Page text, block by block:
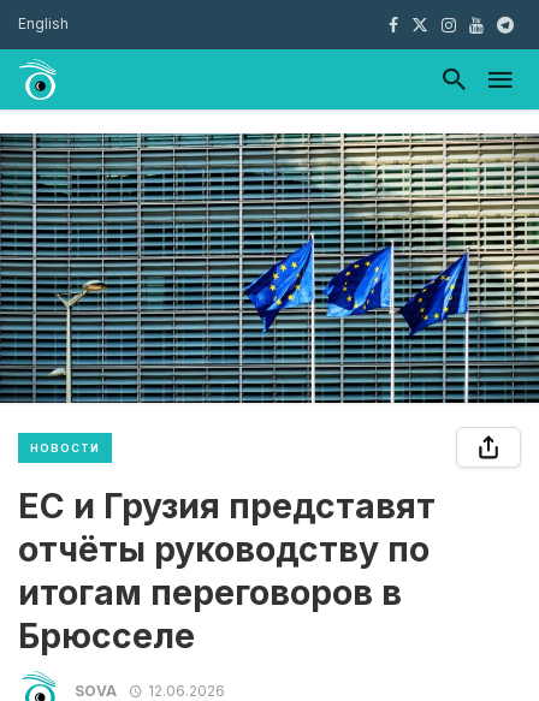
English
НОВОСТИ
ЕС и Грузия представят
отчёты руководству по
итогам переговоров в
Брюсселе
SOVA 12.06.2026